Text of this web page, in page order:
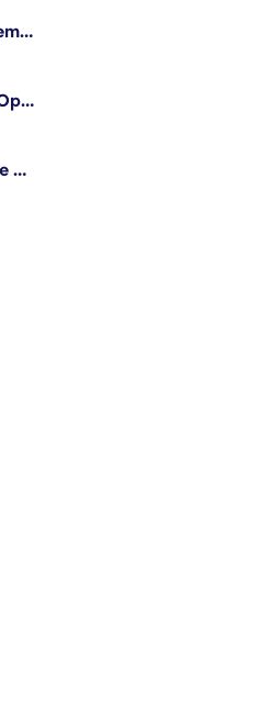
Technical Program Manager II (temporary)
Sr. Software Engineer, AI-Native Operations Platform
Technical Program Manager - Site Reliability Engineering (SRE)